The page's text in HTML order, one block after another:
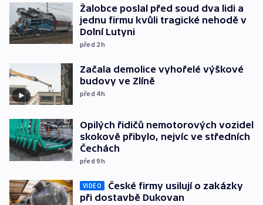
Žalobce poslal před soud dva lidi a
jednu firmu kvůli tragické nehodě v
Dolní Lutyni
před 2h
Začala demolice vyhořelé výškové
budovy ve Zlíně
před 4h
Opilých řidičů nemotorových vozidel
skokově přibylo, nejvíc ve středních
Čechách
před 9h
VIDEO
České firmy usilují o zakázky
při dostavbě Dukovan